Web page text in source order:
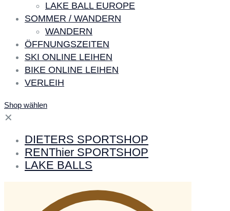
LAKE BALL EUROPE
SOMMER / WANDERN
WANDERN
ÖFFNUNGSZEITEN
SKI ONLINE LEIHEN
BIKE ONLINE LEIHEN
VERLEIH
Shop wählen
✕
DIETERS SPORTSHOP
RENThier SPORTSHOP
LAKE BALLS